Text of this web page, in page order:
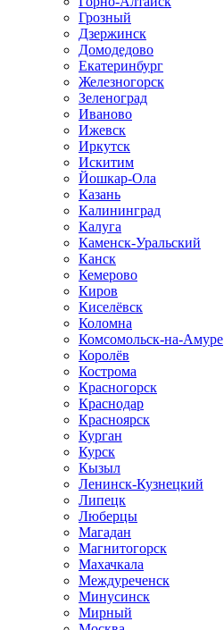
Грозный
Дзержинск
Домодедово
Екатеринбург
Железногорск
Зеленоград
Иваново
Ижевск
Иркутск
Искитим
Йошкар-Ола
Казань
Калининград
Калуга
Каменск-Уральский
Канск
Кемерово
Киров
Киселёвск
Коломна
Комсомольск-на-Амуре
Королёв
Кострома
Красногорск
Краснодар
Красноярск
Курган
Курск
Кызыл
Ленинск-Кузнецкий
Липецк
Люберцы
Магадан
Магнитогорск
Махачкала
Междуреченск
Минусинск
Мирный